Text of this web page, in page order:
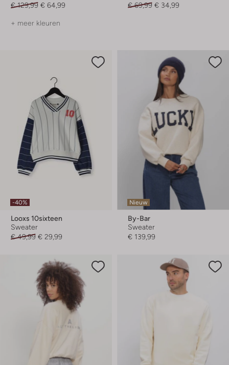
€ 129,99 € 64,99
+ meer kleuren
€ 69,99 € 34,99
-40%
Looxs 10sixteen
Sweater
€ 49,99 € 29,99
Nieuw
By-Bar
Sweater
€ 139,99